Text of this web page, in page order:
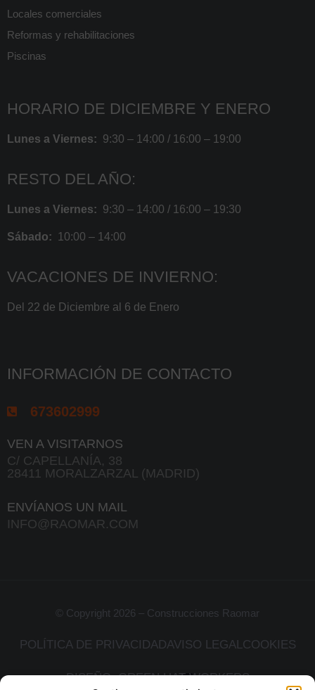
Locales comerciales
Reformas y rehabilitaciones
Piscinas
HORARIO DE DICIEMBRE Y ENERO
Lunes a Viernes: 9:30 – 14:00 / 16:00 – 19:00
RESTO DEL AÑO:
Lunes a Viernes: 9:30 – 14:00 / 16:00 – 19:30
Sábado: 10:00 – 14:00
VACACIONES DE INVIERNO:
Del 22 de Diciembre al 6 de Enero
INFORMACIÓN DE CONTACTO
673602999
VEN A VISITARNOS
C/ CAPELLANÍA, 38
28411 MORALZARZAL (MADRID)
ENVÍANOS UN MAIL
INFO@RAOMAR.COM
© Copyright 2026 – Construcciones Raomar
POLÍTICA DE PRIVACIDADAVISO LEGALCOOKIES
DISEÑO: GREEN HAT WORKERS